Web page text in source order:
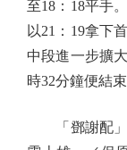
至18：18平手
以21：19拿下
中段進一步擴
時32分鐘便結
「鄧謝配」